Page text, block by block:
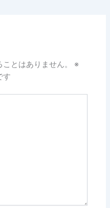
とはありません。
※
す